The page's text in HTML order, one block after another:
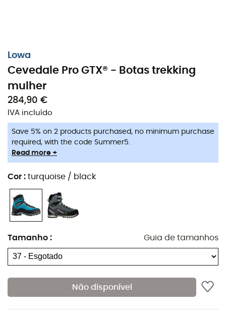
Lowa
Cevedale Pro GTX® - Botas trekking
mulher
284,90 €
IVA incluído
Save 5% on 2 products purchased, no minimum purchase
required, with the code Summer5.
Read more +
Cor : turquoise / black
Tamanho : Guia de tamanhos
Não disponível
Se você deseja realizar a ascensão do Pico Aneto, é